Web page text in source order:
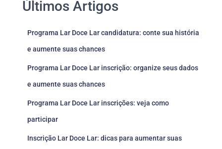
Últimos Artigos
Programa Lar Doce Lar candidatura: conte sua história
e aumente suas chances
Programa Lar Doce Lar inscrição: organize seus dados
e aumente suas chances
Programa Lar Doce Lar inscrições: veja como
participar
Inscrição Lar Doce Lar: dicas para aumentar suas